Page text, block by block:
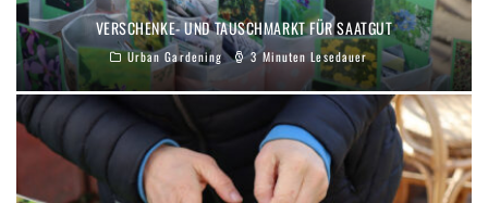
VERSCHENKE- UND TAUSCHMARKT FÜR SAATGUT
Urban Gardening 3 Minuten Lesedauer